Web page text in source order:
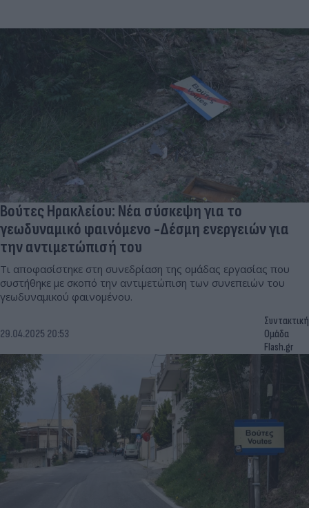
Βούτες Ηρακλείου: Νέα σύσκεψη για το
γεωδυναμικό φαινόμενο -Δέσμη ενεργειών για
την αντιμετώπισή του
Τι αποφασίστηκε στη συνεδρίαση της ομάδας εργασίας που
συστήθηκε με σκοπό την αντιμετώπιση των συνεπειών του
γεωδυναμικού φαινομένου.
29.04.2025 20:53
Συντακτική
Ομάδα
Flash.gr